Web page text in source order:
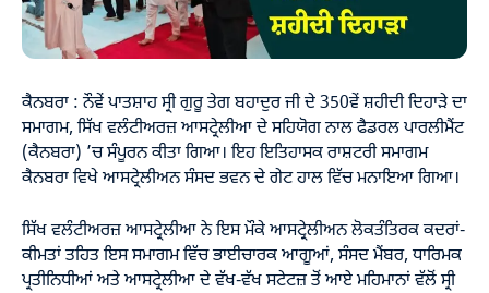
ਕੈਨਬਰਾ : ਨੌਵੇਂ ਪਾਤਸ਼ਾਹ ਸ੍ਰੀ ਗੁਰੂ ਤੇਗ ਬਹਾਦੁਰ ਜੀ ਦੇ 350ਵੇਂ ਸ਼ਹੀਦੀ ਦਿਹਾੜੇ ਦਾ
ਸਮਾਗਮ, ਸਿੱਖ ਵਲੰਟੀਅਰਜ਼ ਆਸਟ੍ਰੇਲੀਆ ਦੇ ਸਹਿਯੋਗ ਨਾਲ ਫੈਡਰਲ ਪਾਰਲੀਮੈਂਟ
(ਕੈਨਬਰਾ) ’ਚ ਸੰਪੂਰਨ ਕੀਤਾ ਗਿਆ। ਇਹ ਇਤਿਹਾਸਕ ਰਾਸ਼ਟਰੀ ਸਮਾਗਮ
ਕੈਨਬਰਾ ਵਿਖੇ ਆਸਟ੍ਰੇਲੀਅਨ ਸੰਸਦ ਭਵਨ ਦੇ ਗੇਟ ਹਾਲ ਵਿੱਚ ਮਨਾਇਆ ਗਿਆ।
ਸਿੱਖ ਵਲੰਟੀਅਰਜ਼ ਆਸਟ੍ਰੇਲੀਆ ਨੇ ਇਸ ਮੌਕੇ ਆਸਟ੍ਰੇਲੀਅਨ ਲੋਕਤੰਤਿਰਕ ਕਦਰਾਂ-
ਕੀਮਤਾਂ ਤਹਿਤ ਇਸ ਸਮਾਗਮ ਵਿੱਚ ਭਾਈਚਾਰਕ ਆਗੂਆਂ, ਸੰਸਦ ਮੈਂਬਰ, ਧਾਰਿਮਕ
ਪ੍ਰਤੀਨਿਧੀਆਂ ਅਤੇ ਆਸਟ੍ਰੇਲੀਆ ਦੇ ਵੱਖ-ਵੱਖ ਸਟੇਟਜ਼ ਤੋਂ ਆਏ ਮਹਿਮਾਨਾਂ ਵੱਲੋਂ ਸ੍ਰੀ